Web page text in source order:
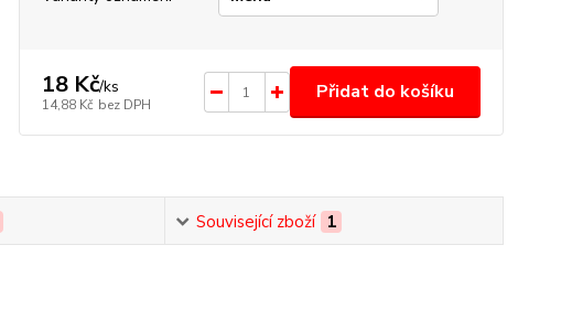
18 Kč/ks
14,88 Kč bez DPH
Přidat do košíku
Související zboží 1